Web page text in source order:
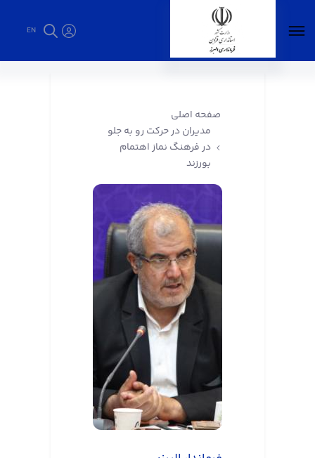
EN
صفحه اصلی
مدیران در حرکت رو به جلو
در فرهنگ نماز اهتمام
بورزند